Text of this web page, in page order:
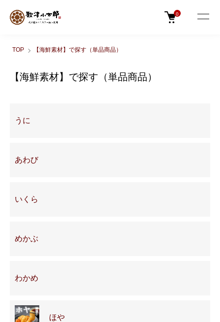
0
TOP 【海鮮素材】で探す（単品商品）
【海鮮素材】で探す（単品商品）
うに
あわび
いくら
めかぶ
わかめ
ほや